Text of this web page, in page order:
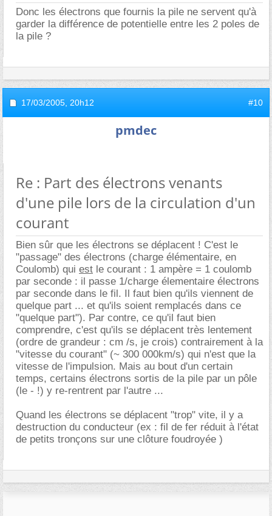
Donc les électrons que fournis la pile ne servent qu'à
garder la différence de potentielle entre les 2 poles de
la pile ?
17/03/2005, 20h12 #10
pmdec
Re : Part des électrons venants
d'une pile lors de la circulation d'un
courant
Bien sûr que les électrons se déplacent ! C'est le
"passage" des électrons (charge élémentaire, en
Coulomb) qui est le courant : 1 ampère = 1 coulomb
par seconde : il passe 1/charge élementaire électrons
par seconde dans le fil. Il faut bien qu'ils viennent de
quelque part ... et qu'ils soient remplacés dans ce
"quelque part"). Par contre, ce qu'il faut bien
comprendre, c'est qu'ils se déplacent très lentement
(ordre de grandeur : cm /s, je crois) contrairement à la
"vitesse du courant" (~ 300 000km/s) qui n'est que la
vitesse de l'impulsion. Mais au bout d'un certain
temps, certains électrons sortis de la pile par un pôle
(le - !) y re-rentrent par l'autre ...
Quand les électrons se déplacent "trop" vite, il y a
destruction du conducteur (ex : fil de fer réduit à l'état
de petits tronçons sur une clôture foudroyée )